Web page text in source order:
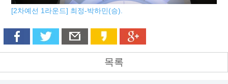
[2차예선 1라운드] 최정-박하민(승).
목록